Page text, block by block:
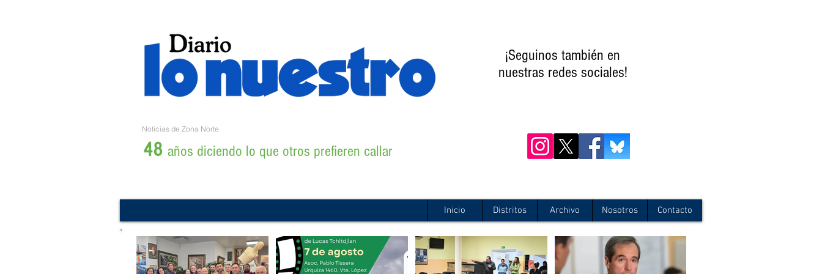
¡Seguinos también en
nuestras redes sociales!
Noticias de Zona Norte
48 años diciendo lo que otros prefieren callar
Inicio Distritos Archivo Nosotros Contacto